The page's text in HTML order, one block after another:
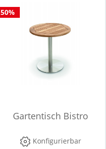
50%
Gartentisch Bistro
Konfigurierbar